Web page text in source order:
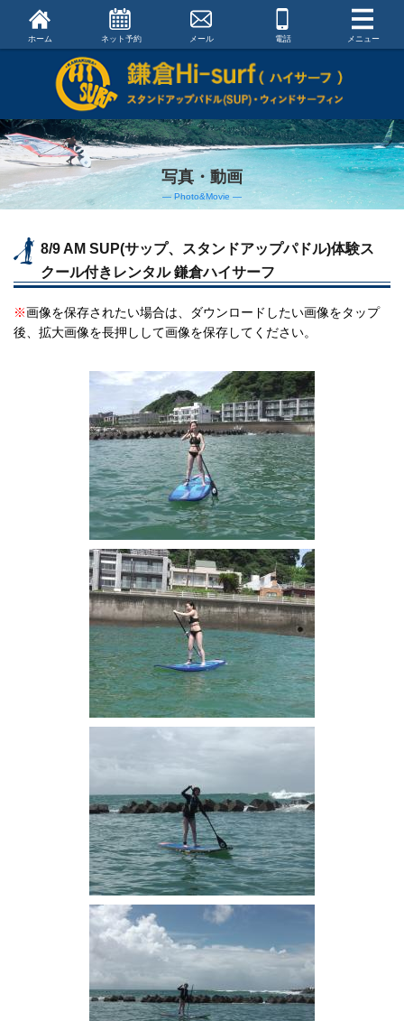
ホーム ネット予約 メール 電話 メニュー
写真・動画
― Photo&Movie ―
8/9 AM SUP(サップ、スタンドアップパドル)体験ス
クール付きレンタル 鎌倉ハイサーフ
※画像を保存されたい場合は、ダウンロードしたい画像をタップ
後、拡大画像を長押しして画像を保存してください。